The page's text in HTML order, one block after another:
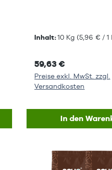
Inhalt:10 Kg(5,96 € / 1
59,63 €
Preise exkl. MwSt. zzgl.
Versandkosten
In den